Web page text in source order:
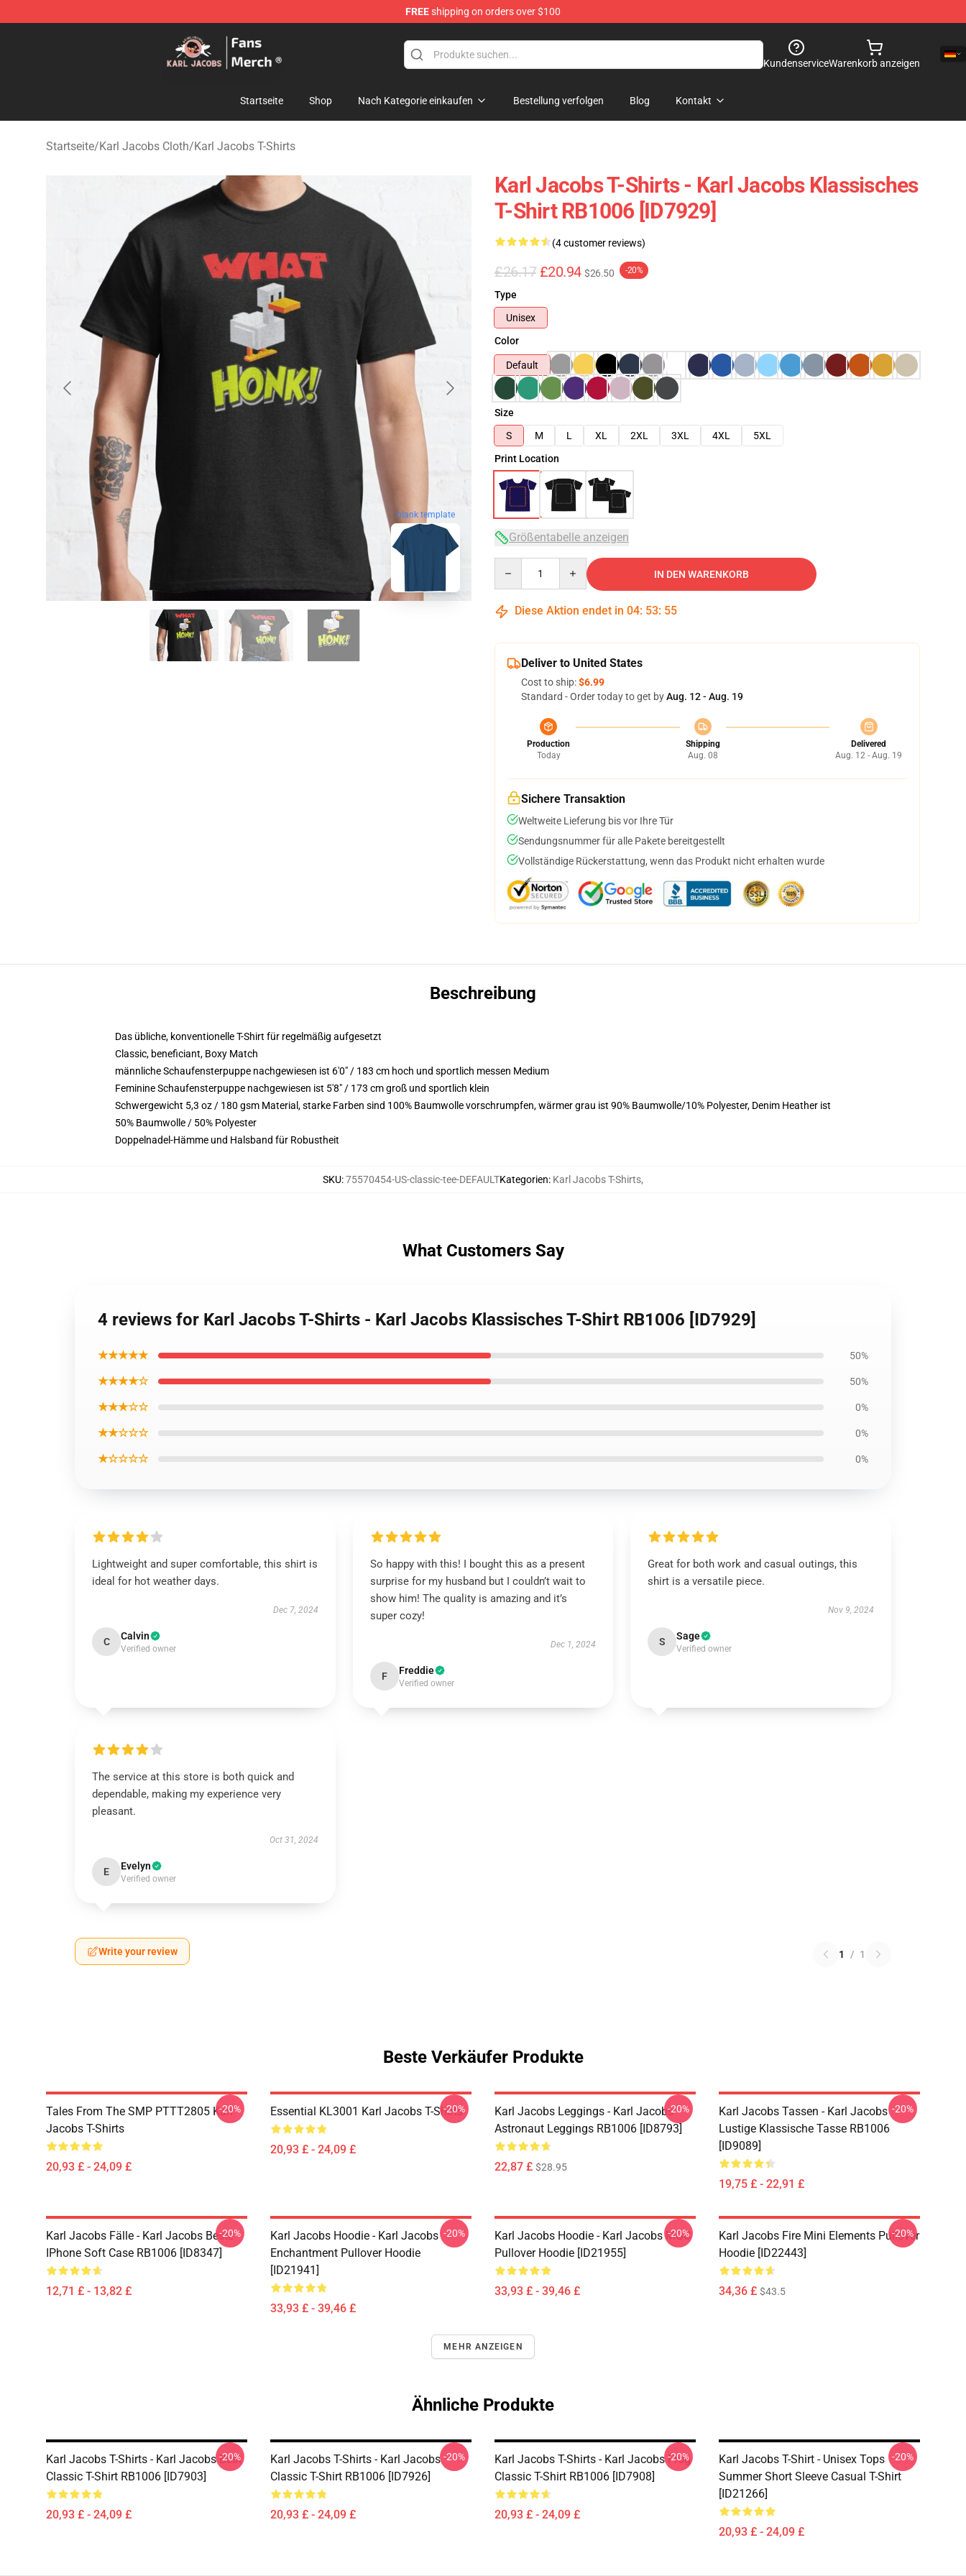
FREEshipping on orders over $100
Karl Jacobs Store - Official Karl Jacobs Merchandise Shop
KundenserviceWarenkorb anzeigen
Startseite Shop Nach Kategorie einkaufen Bestellung verfolgen Blog Kontakt
Startseite/Karl Jacobs Cloth/Karl Jacobs T-Shirts
blank template
Karl Jacobs T-Shirts - Karl Jacobs Klassisches
T-Shirt RB1006 [ID7929]
(4 customer reviews)
£26.17 £20.94 $26.50 -20%
Type
Unisex
Color
Default
Size
S
M L XL 2XL 3XL 4XL
5XL
Print Location
Größentabelle anzeigen
IN DEN WARENKORB
Diese Aktion endet in 04: 53: 54
Deliver to United States
Cost to ship:$6.99
Standard - Order today to get byAug. 12 - Aug. 19
Production
Today
Shipping
Aug. 08
Delivered
Aug. 12 - Aug. 19
Sichere Transaktion
Weltweite Lieferung bis vor Ihre Tür
Sendungsnummer für alle Pakete bereitgestellt
Vollständige Rückerstattung, wenn das Produkt nicht erhalten wurde
Beschreibung
Das übliche, konventionelle T-Shirt für regelmäßig aufgesetzt
Classic, beneficiant, Boxy Match
männliche Schaufensterpuppe nachgewiesen ist 6'0" / 183 cm hoch und sportlich messen Medium
Feminine Schaufensterpuppe nachgewiesen ist 5'8" / 173 cm groß und sportlich klein
Schwergewicht 5,3 oz / 180 gsm Material, starke Farben sind 100% Baumwolle vorschrumpfen, wärmer grau ist 90% Baumwolle/10% Polyester, Denim Heather ist
50% Baumwolle / 50% Polyester
Doppelnadel-Hämme und Halsband für Robustheit
SKU:75570454-US-classic-tee-DEFAULTKategorien: Karl Jacobs T-Shirts,
What Customers Say
4 reviews for Karl Jacobs T-Shirts - Karl Jacobs Klassisches T-Shirt RB1006 [ID7929]
★★★★★ 50%
★★★★☆ 50%
★★★☆☆ 0%
★★☆☆☆ 0%
★☆☆☆☆ 0%
Lightweight and super comfortable, this shirt is
ideal for hot weather days.
Dec 7, 2024
C Calvin
Verified owner
So happy with this! I bought this as a present
surprise for my husband but I couldn’t wait to
show him! The quality is amazing and it’s
super cozy!
Dec 1, 2024
F Freddie
Verified owner
Great for both work and casual outings, this
shirt is a versatile piece.
Nov 9, 2024
S Sage
Verified owner
The service at this store is both quick and
dependable, making my experience very
pleasant.
Oct 31, 2024
E Evelyn
Verified owner
Write your review 1 / 1
Beste Verkäufer Produkte
Tales From The SMP PTTT2805 Karl
Jacobs T-Shirts
20,93 £ - 24,09 £
-20% Essential KL3001 Karl Jacobs T-Shirts
20,93 £ - 24,09 £
-20%
Karl Jacobs Leggings - Karl Jacobs
Astronaut Leggings RB1006 [ID8793]
22,87 £ $28.95
-20%
Karl Jacobs Tassen - Karl Jacobs
Lustige Klassische Tasse RB1006
[ID9089]
19,75 £ - 22,91 £
-20%
Karl Jacobs Fälle - Karl Jacobs Beste
IPhone Soft Case RB1006 [ID8347]
12,71 £ - 13,82 £
-20%
Karl Jacobs Hoodie - Karl Jacobs
Enchantment Pullover Hoodie
[ID21941]
33,93 £ - 39,46 £
-20%
Karl Jacobs Hoodie - Karl Jacobs MGC
Pullover Hoodie [ID21955]
33,93 £ - 39,46 £
-20%
Karl Jacobs Fire Mini Elements Pullover
Hoodie [ID22443]
34,36 £ $43.5
-20%
MEHR ANZEIGEN
Ähnliche Produkte
Karl Jacobs T-Shirts - Karl Jacobs Best
Classic T-Shirt RB1006 [ID7903]
20,93 £ - 24,09 £
-20%
Karl Jacobs T-Shirts - Karl Jacobs
Classic T-Shirt RB1006 [ID7926]
20,93 £ - 24,09 £
-20%
Karl Jacobs T-Shirts - Karl Jacobs Frog
Classic T-Shirt RB1006 [ID7908]
20,93 £ - 24,09 £
-20%
Karl Jacobs T-Shirt - Unisex Tops
Summer Short Sleeve Casual T-Shirt
[ID21266]
20,93 £ - 24,09 £
-20%